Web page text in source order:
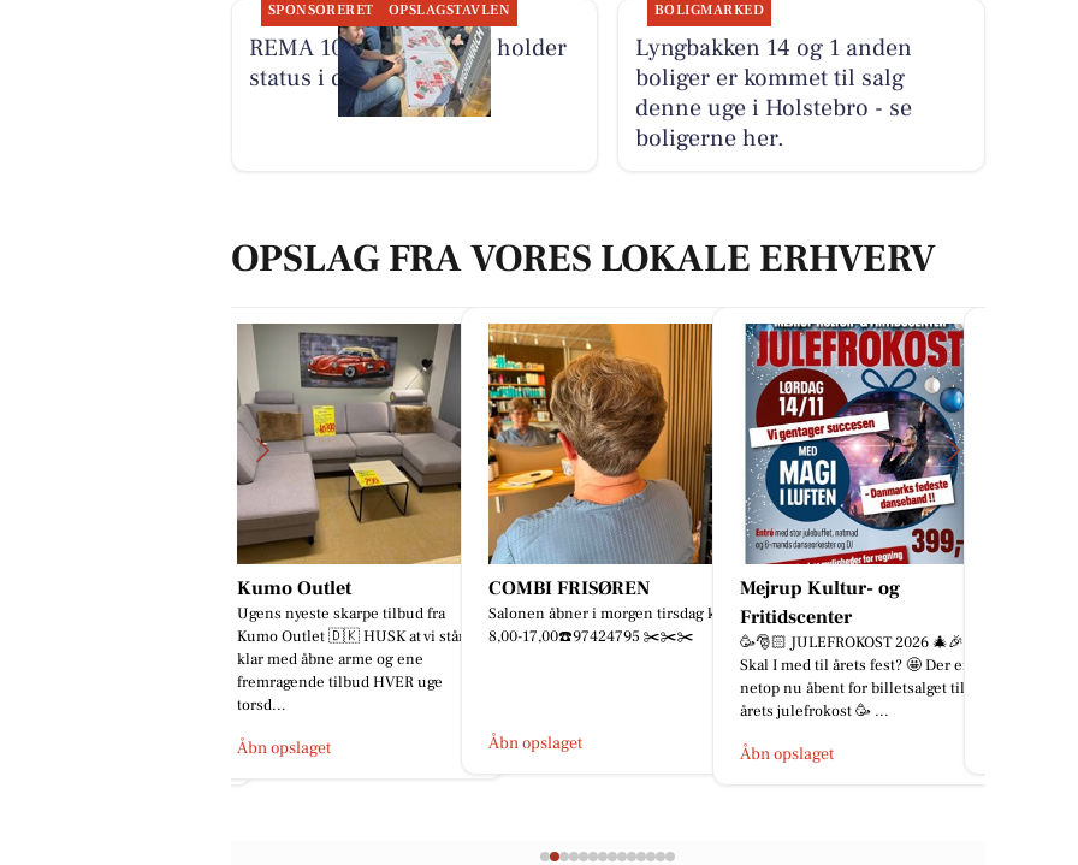
SPONSORERET OPSLAGSTAVLEN
REMA 1000 Halgårdvej holder
status i dag
BOLIGMARKED
Lyngbakken 14 og 1 anden
boliger er kommet til salg
denne uge i Holstebro - se
boligerne her.
OPSLAG FRA VORES LOKALE ERHVERV
COMBI FRISØREN
Salonen åbner i morgen tirsdag kl
8,00-17,00☎️97424795 ✂️✂️✂️
Åbn opslaget
Mejrup Kultur- og
Fritidscenter
🥳🎅🏻 JULEFROKOST 2026 🎄🎉
Åbn opslaget
Zones By Gitte
En sommerferie i "fly-tilstand" er
gået 💚 Samvær, nærvær og bare
tid sammen med dem jeg holder
allermest af....... Jeg els...
Åbn opslaget